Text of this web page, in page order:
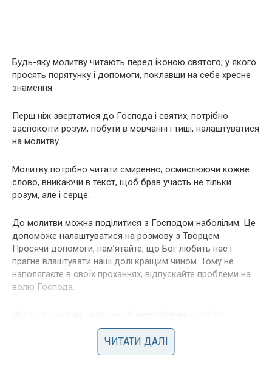
Будь-яку молитву читають перед іконою святого, у якого
просять порятунку і допомоги, поклавши на себе хресне
знамення.
Перш ніж звертатися до Господа і святих, потрібно
заспокоїти розум, побути в мовчанні і тиші, налаштуватися
на молитву.
Молитву потрібно читати смиренно, осмислюючи кожне
слово, вникаючи в текст, щоб брав участь не тільки
розум, але і серце.
До молитви можна поділитися з Господом наболілим. Це
допоможе налаштуватися на розмову з Творцем.
Просячи допомоги, пам’ятайте, що Бог любить нас і
прагне влаштувати наші долі кращим чином. Тому не
наполягаєте в своїх проханнях, відпускайте проблеми на
волю Господа.
проходите, довіряйте нашому Отцю.
Закінчити молитву потрібно поклонами. Побудьте деякий
ЧИТАТИ ДАЛІ